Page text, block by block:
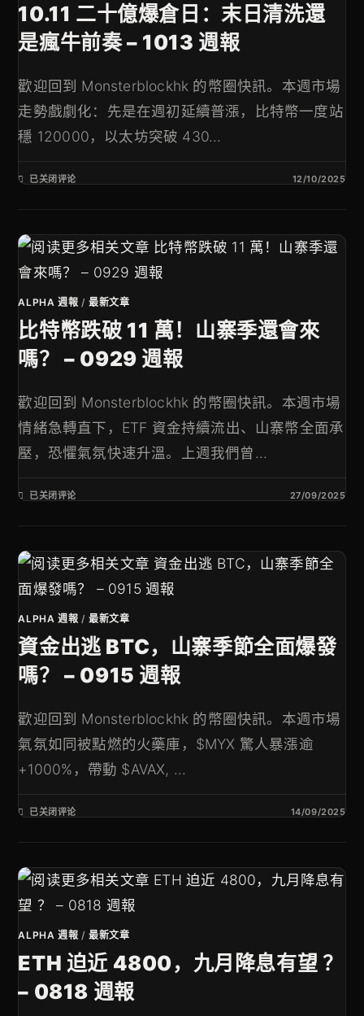
10.11 二十億爆倉日：末日清洗還
是瘋牛前奏 – 1013 週報
歡迎回到 Monsterblockhk 的幣圈快訊。本週市場
走勢戲劇化：先是在週初延續普漲，比特幣一度站
穩 120000，以太坊突破 430...
已关闭评论 12/10/2025
ALPHA 週報 /最新文章
比特幣跌破 11 萬！山寨季還會來
嗎？ – 0929 週報
歡迎回到 Monsterblockhk 的幣圈快訊。本週市場
情緒急轉直下，ETF 資金持續流出、山寨幣全面承
壓，恐懼氣氛快速升溫。上週我們曾...
已关闭评论 27/09/2025
ALPHA 週報 /最新文章
資金出逃 BTC，山寨季節全面爆發
嗎？ – 0915 週報
歡迎回到 Monsterblockhk 的幣圈快訊。本週市場
氣氛如同被點燃的火藥庫，$MYX 驚人暴漲逾
+1000%，帶動 $AVAX, ...
已关闭评论 14/09/2025
ALPHA 週報 /最新文章
ETH 迫近 4800，九月降息有望 ？
– 0818 週報